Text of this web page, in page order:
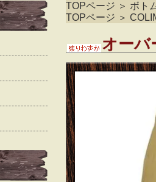
TOPページ ＞ ボト
TOPページ ＞
オーバ